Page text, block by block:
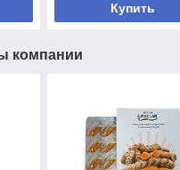
Купить
компании